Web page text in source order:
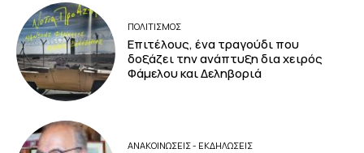
ΠΟΛΙΤΙΣΜΟΣ
Επιτέλους, ένα τραγούδι που
δοξάζει την ανάπτυξη δια χειρός
Φάμελου και Δεληβοριά
ΑΝΑΚΟΙΝΩΣΕΙΣ - ΕΚΔΗΛΩΣΕΙΣ